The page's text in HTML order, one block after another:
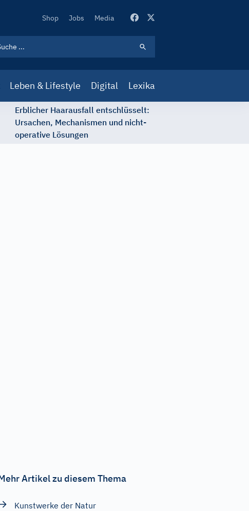
Secondary
Shop Jobs Media
Leben & Lifestyle Digital Lexika
Erblicher Haarausfall entschlüsselt:
Ursachen, Mechanismen und nicht-
operative Lösungen
Artikel zu diesem Thema
Kunstwerke der Natur